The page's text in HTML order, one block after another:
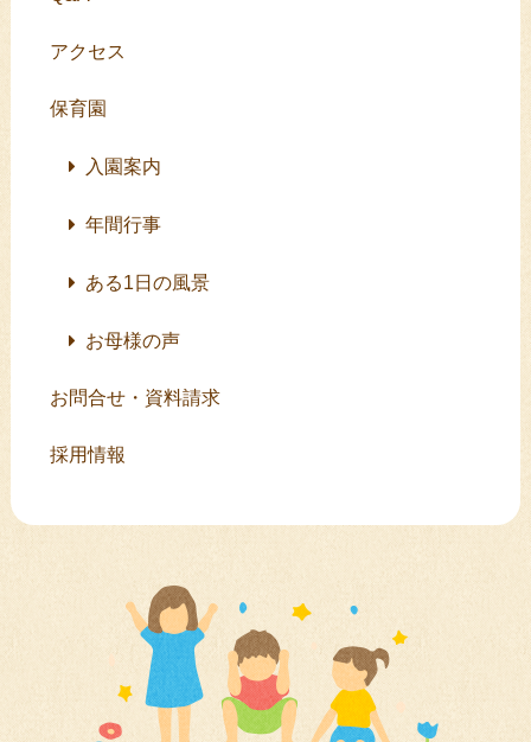
アクセス
保育園
入園案内
年間行事
ある1日の風景
お母様の声
お問合せ・資料請求
採用情報